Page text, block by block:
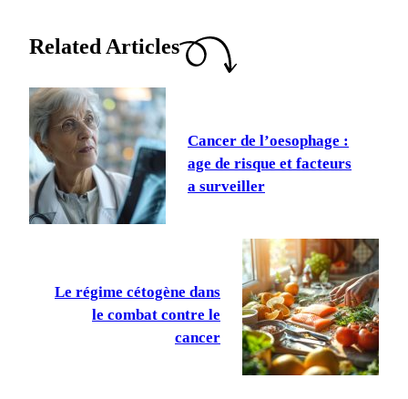
Related Articles
Cancer de l’oesophage :
age de risque et facteurs
a surveiller
Le régime cétogène dans
le combat contre le
cancer